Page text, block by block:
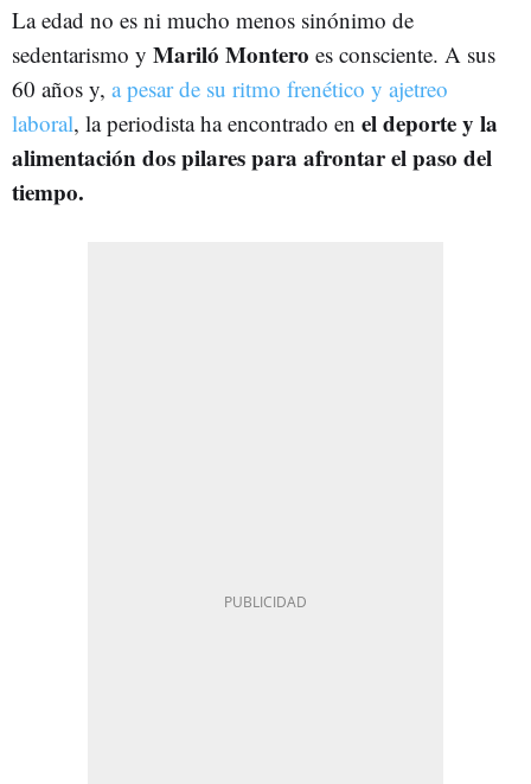
La edad no es ni mucho menos sinónimo de
sedentarismo y Mariló Montero es consciente. A sus
60 años y, a pesar de su ritmo frenético y ajetreo
laboral, la periodista ha encontrado en el deporte y la
alimentación dos pilares para afrontar el paso del
tiempo.